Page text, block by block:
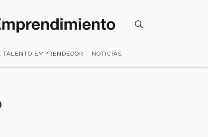
TALENTO EMPRENDEDOR NOTICIAS